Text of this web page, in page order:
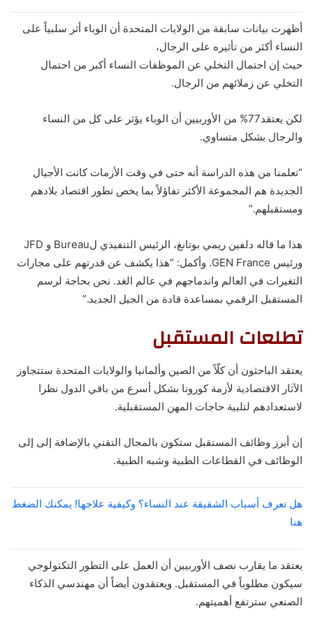
أظهرت بيانات سابقة من الولايات المتحدة أن الوباء أثر سلبياً على
النساء أكثر من تأثيره على الرجال،
حيث إن احتمال التخلي عن الموظفات النساء أكبر من احتمال
التخلي عن زملائهم من الرجال.
لكن يعتقد77% من الأوربيين أن الوباء يؤثر على كل من النساء
والرجال بشكل متساوي.
“تعلمنا من هذه الدراسة أنه حتى في وقت الأزمات كانت الأجيال
الجديدة هم المجموعة الأكثر تفاؤلاً بما يخص تطور اقتصاد بلادهم
ومستقبلهم.”
هذا ما قاله دلفين ريمي بوتانغ، الرئيس التنفيذي لBureau و JFD
ورئيس GEN France. وأكمل: “هذا يكشف عن قدرتهم على مجارات
التغيرات في العالم واندماجهم في عالم الغد. نحن بحاجة لرسم
المستقبل الرقمي بمساعدة قادة من الجيل الجديد.”
تطلعات المستقبل
يعتقد الباحثون أن كلّاً من الصين وألمانيا والولايات المتحدة ستتجاوز
الآثار الاقتصادية لأزمة كورونا بشكل أسرع من باقي الدول نظرا
لاستعدادهم لتلبية حاجات المهن المستقبلية.
إن أبرز وظائف المستقبل ستكون بالمجال التقني بالإضافة إلى إلى
الوظائف في القطاعات الطبية وشبه الطبية.
هل تعرف أسباب الشقيقة عند النساء؟ وكيفية علاجها! يمكنك الضغط
هنا
يعتقد ما يقارب نصف الأوربيين أن العمل على التطور التكنولوجي
سيكون مطلوباً في المستقبل. ويعتقدون أيضاً أن مهندسي الذكاء
الصنعي سترتفع أهميتهم.